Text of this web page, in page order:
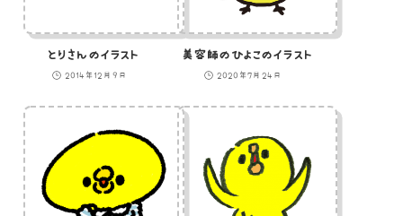
とりさんのイラスト
2014年12月9日
美容師のひよこのイラスト
2020年7月24日